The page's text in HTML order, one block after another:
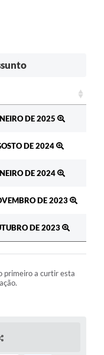
DE 2025
DE 2024
DE 2024
DE 2023
DE 2023
primeiro a curtir esta